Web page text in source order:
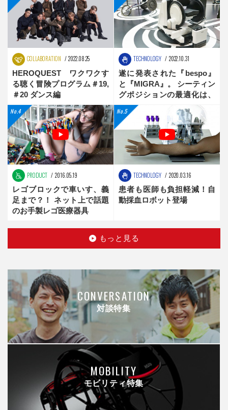
COLLABORATION 2022.08.25
HEROQUEST ワクワクす
る聴く冒険プログラム＃19,
＃20 ダンス編
TECHNOLOGY 2022.10.31
遂に発表された『bespo』
と『MIGRA』。 シーティン
グポジションの最適化は、
新時代へ
PRODUCT 2016.05.19
レゴブロックで車いす、義
足まで？！ ネット上で話題
のお手製レゴ医療器具
TECHNOLOGY 2020.03.16
患者も医師も負担軽減！自
動採血ロボット登場
もっと見る
CONVERSATION
対談特集
MOBILITY
モビリティ特集